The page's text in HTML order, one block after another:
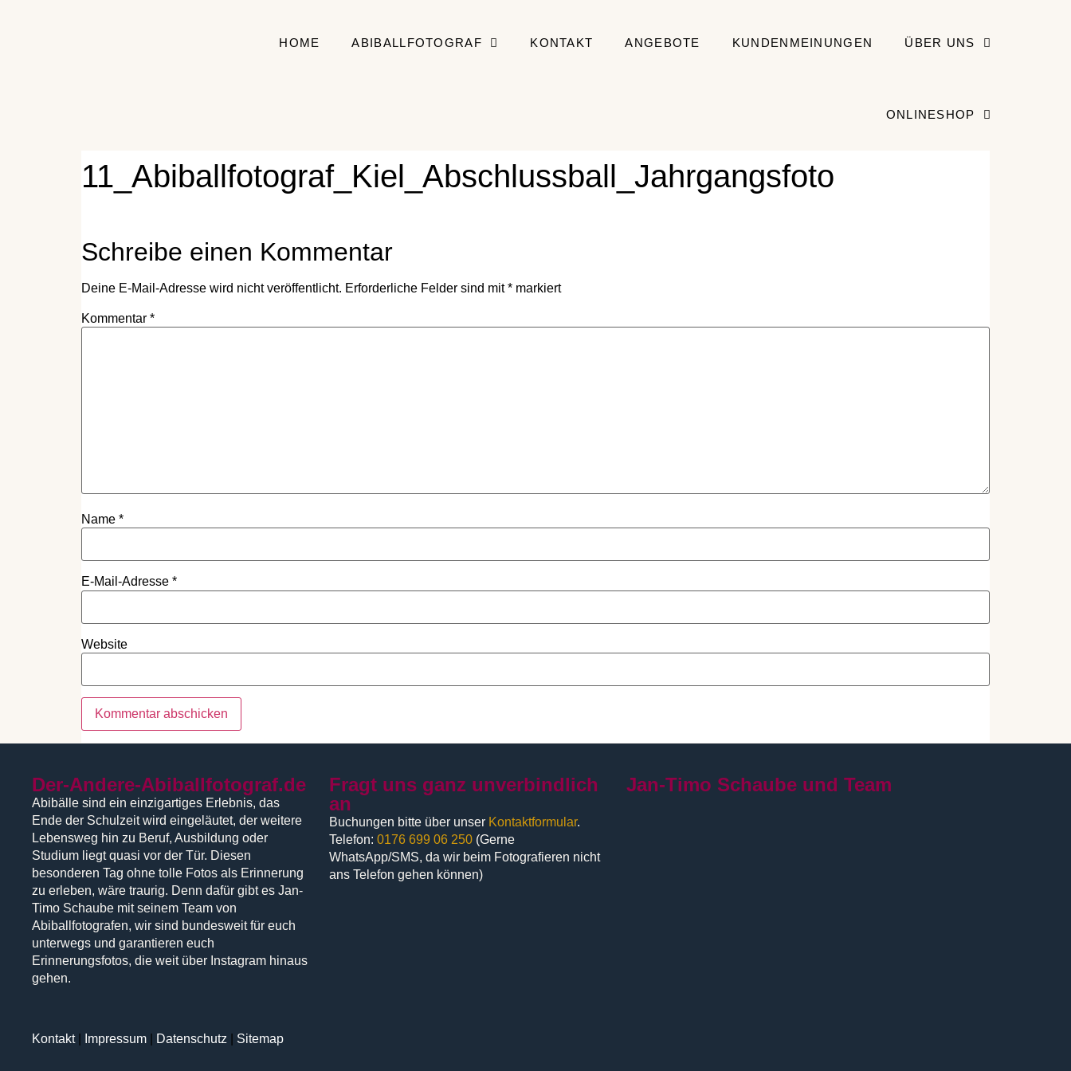
HOME ABIBALLFOTOGRAF KONTAKT ANGEBOTE KUNDENMEINUNGEN ÜBER UNS
ONLINESHOP
11_Abiballfotograf_Kiel_Abschlussball_Jahrgangsfoto
Schreibe einen Kommentar
Deine E-Mail-Adresse wird nicht veröffentlicht. Erforderliche Felder sind mit* markiert
Kommentar *
Name *
E-Mail-Adresse *
Website
Der-Andere-Abiballfotograf.de
Abibälle sind ein einzigartiges Erlebnis, das
Ende der Schulzeit wird eingeläutet, der weitere
Lebensweg hin zu Beruf, Ausbildung oder
Studium liegt quasi vor der Tür. Diesen
besonderen Tag ohne tolle Fotos als Erinnerung
zu erleben, wäre traurig. Denn dafür gibt es Jan-
Timo Schaube mit seinem Team von
Abiballfotografen, wir sind bundesweit für euch
unterwegs und garantieren euch
Erinnerungsfotos, die weit über Instagram hinaus
gehen.
Fragt uns ganz unverbindlich
an
Buchungen bitte über unser Kontaktformular.
Telefon: 0176 699 06 250(Gerne
WhatsApp/SMS, da wir beim Fotografieren nicht
ans Telefon gehen können)
Jan-Timo Schaube und Team
Kontakt| Impressum Datenschutz Sitemap